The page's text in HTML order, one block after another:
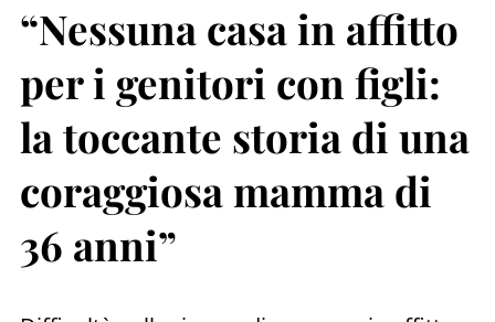
“Nessuna casa in affitto
per i genitori con figli:
la toccante storia di una
coraggiosa mamma di
36 anni”